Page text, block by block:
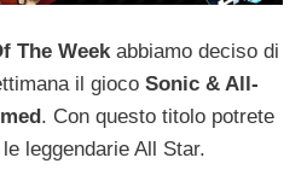
The Weekabbiamo deciso di
il gioco Sonic & All-
. Con questo titolo potrete
leggendarie All Star.